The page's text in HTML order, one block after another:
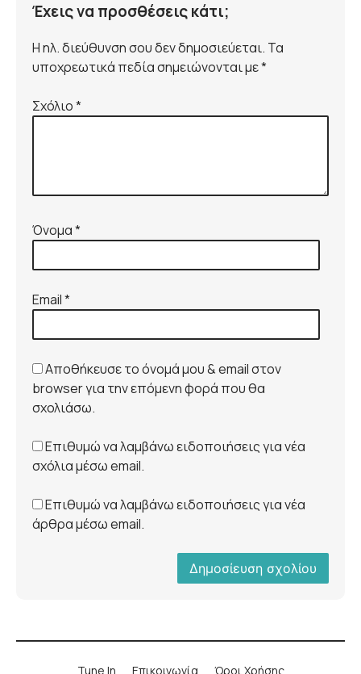
Έχεις να προσθέσεις κάτι;
Η ηλ. διεύθυνση σου δεν δημοσιεύεται. Τα
υποχρεωτικά πεδία σημειώνονται με *
Σχόλιο*
Όνομα*
Email*
Αποθήκευσε το όνομά μου & email στον
browser για την επόμενη φορά που θα
σχολιάσω.
Επιθυμώ να λαμβάνω ειδοποιήσεις για νέα
σχόλια μέσω email.
Επιθυμώ να λαμβάνω ειδοποιήσεις για νέα
άρθρα μέσω email.
Tune In Επικοινωνία Όροι Χρήσης